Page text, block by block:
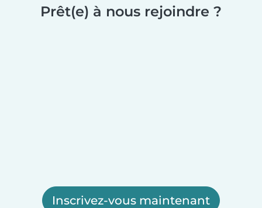
Prêt(e) à nous rejoindre ?
Inscrivez-vous maintenant